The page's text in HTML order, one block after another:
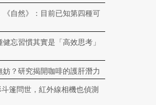
自然》：目前已知第四種可
忘習慣其實是「高效思考」
？研究揭開咖啡的護肝潛力
篷問世，紅外線相機也偵測